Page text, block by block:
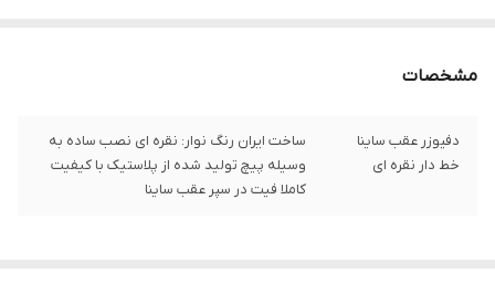
مشخصات
دفیوزر عقب ساینا
خط دار نقره ای
ساخت ایران رنگ نوار: نقره ای نصب ساده به
وسیله پیچ تولید شده از پلاستیک با کیفیت
کاملا فیت در سپر عقب ساینا